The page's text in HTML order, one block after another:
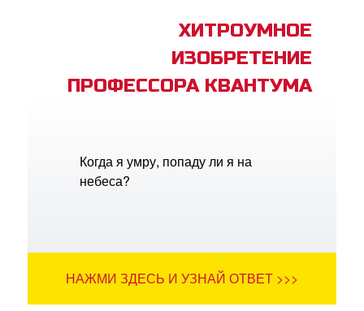
ХИТРОУМНОЕ
ИЗОБРЕТЕНИЕ
ПРОФЕССОРА КВАНТУМА
Когда я умру, попаду ли я на
небеса?
НАЖМИ ЗДЕСЬ И УЗНАЙ ОТВЕТ >>>